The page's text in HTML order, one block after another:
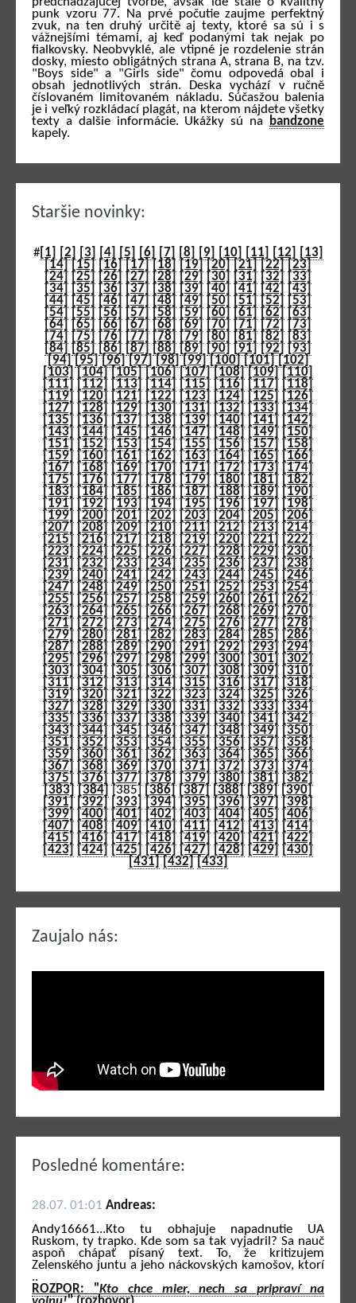
Zaujalo nás:
Posledné komentáre:
28.07. 01:01 Andreas:
Andy16661...Kto tu obhajuje napadnutie UA
Ruskom, ty trapko. Kde som sa tak vyjadril? Sa nauč
aspoň chápať písaný text. To, že kritizujem
Zelenského juntu a jeho náckovských kamošov, ktorí
..
ROZPOR: "Kto chce mier, nech sa pripraví na
punk vzoru 77. Na prvé počutie zaujme perfektný
zvuk, na ten druhý určitě aj texty, ktoré sa sú i s
vážnejšími témami, aj keď podanými tak nejak po
fialkovsky. Neobvyklé, ale vtipné je rozdelenie strán
dosky, miesto obligátných strana A, strana B, na tzv.
"Boys side" a "Girls side" čomu odpovedá obal i
obsah jednotlivých strán. Deska vychází v ručně
číslovaném limitovaném nákladu. Súčasžou balenia
je i veľký rozkládací plagát, na kterom nájdete všetky
texty a dalšie informácie. Ukážky sú na bandzone
kapely.
Staršie novinky:
#[1] [2] [3] [4] [5] [6] [7] [8] [9] [10] [11] [12]
[13]
[14] [15] [16] [17] [18] [19] [20] [21] [22] [23]
[24] [25] [26] [27] [28] [29] [30] [31] [32] [33]
[34] [35] [36] [37] [38] [39] [40] [41] [42] [43]
[44] [45] [46] [47] [48] [49] [50] [51] [52] [53]
[54] [55] [56] [57] [58] [59] [60] [61] [62] [63]
[64] [65] [66] [67] [68] [69] [70] [71] [72] [73]
[74] [75] [76] [77] [78] [79] [80] [81] [82] [83]
[84] [85] [86] [87] [88] [89] [90] [91] [92] [93]
[94] [95] [96] [97] [98] [99] [100] [101] [102]
[103] [104] [105] [106] [107] [108] [109] [110]
[111] [112] [113] [114] [115] [116] [117] [118]
[119] [120] [121] [122] [123] [124] [125] [126]
[127] [128] [129] [130] [131] [132] [133] [134]
[135] [136] [137] [138] [139] [140] [141] [142]
[143] [144] [145] [146] [147] [148] [149] [150]
[151] [152] [153] [154] [155] [156] [157] [158]
[159] [160] [161] [162] [163] [164] [165] [166]
[167] [168] [169] [170] [171] [172] [173] [174]
[175] [176] [177] [178] [179] [180] [181] [182]
[183] [184] [185] [186] [187] [188] [189] [190]
[191] [192] [193] [194] [195] [196] [197] [198]
[199] [200] [201] [202] [203] [204] [205] [206]
[207] [208] [209] [210] [211] [212] [213] [214]
[215] [216] [217] [218] [219] [220] [221] [222]
[223] [224] [225] [226] [227] [228] [229] [230]
[231] [232] [233] [234] [235] [236] [237] [238]
[239] [240] [241] [242] [243] [244] [245] [246]
[247] [248] [249] [250] [251] [252] [253] [254]
[255] [256] [257] [258] [259] [260] [261] [262]
[263] [264] [265] [266] [267] [268] [269] [270]
[271] [272] [273] [274] [275] [276] [277] [278]
[279] [280] [281] [282] [283] [284] [285] [286]
[287] [288] [289] [290] [291] [292] [293] [294]
[295] [296] [297] [298] [299] [300] [301] [302]
[303] [304] [305] [306] [307] [308] [309] [310]
[311] [312] [313] [314] [315] [316] [317] [318]
[319] [320] [321] [322] [323] [324] [325] [326]
[327] [328] [329] [330] [331] [332] [333] [334]
[335] [336] [337] [338] [339] [340] [341] [342]
[343] [344] [345] [346] [347] [348] [349] [350]
[351] [352] [353] [354] [355] [356] [357] [358]
[359] [360] [361] [362] [363] [364] [365] [366]
[367] [368] [369] [370] [371] [372] [373] [374]
[375] [376] [377] [378] [379] [380] [381] [382]
[383] [384] [385] [386] [387] [388] [389] [390]
[391] [392] [393] [394] [395] [396] [397] [398]
[399] [400] [401] [402] [403] [404] [405] [406]
[407] [408] [409] [410] [411] [412] [413] [414]
[415] [416] [417] [418] [419] [420] [421] [422]
[423] [424] [425] [426] [427] [428] [429] [430]
[431] [432] [433]